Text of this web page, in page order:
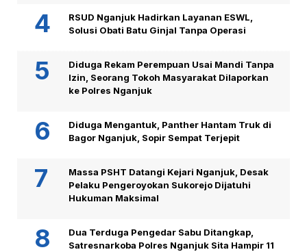
RSUD Nganjuk Hadirkan Layanan ESWL,
Solusi Obati Batu Ginjal Tanpa Operasi
Diduga Rekam Perempuan Usai Mandi Tanpa
Izin, Seorang Tokoh Masyarakat Dilaporkan
ke Polres Nganjuk
Diduga Mengantuk, Panther Hantam Truk di
Bagor Nganjuk, Sopir Sempat Terjepit
Massa PSHT Datangi Kejari Nganjuk, Desak
Pelaku Pengeroyokan Sukorejo Dijatuhi
Hukuman Maksimal
Dua Terduga Pengedar Sabu Ditangkap,
Satresnarkoba Polres Nganjuk Sita Hampir 11